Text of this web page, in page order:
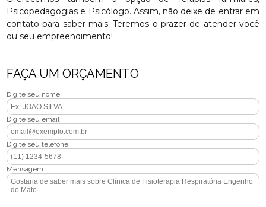
Psicopedagogias e Psicólogo. Assim, não deixe de entrar em
contato para saber mais. Teremos o prazer de atender você
ou seu empreendimento!
FAÇA UM ORÇAMENTO
Digite seu nome
Digite seu email
Digite seu telefone
Mensagem